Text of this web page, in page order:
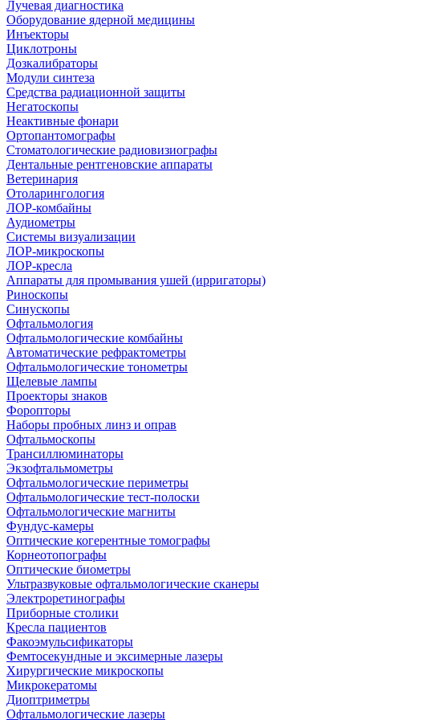
Лучевая диагностика
Оборудование ядерной медицины
Инъекторы
Циклотроны
Дозкалибраторы
Модули синтеза
Средства радиационной защиты
Негатоскопы
Неактивные фонари
Ортопантомографы
Стоматологические радиовизиографы
Дентальные рентгеновские аппараты
Ветеринария
Отоларингология
ЛОР-комбайны
Аудиометры
Системы визуализации
ЛОР-микроскопы
ЛОР-кресла
Аппараты для промывания ушей (ирригаторы)
Риноскопы
Синускопы
Офтальмология
Офтальмологические комбайны
Автоматические рефрактометры
Офтальмологические тонометры
Щелевые лампы
Проекторы знаков
Форопторы
Наборы пробных линз и оправ
Офтальмоскопы
Трансиллюминаторы
Экзофтальмометры
Офтальмологические периметры
Офтальмологические тест-полоски
Офтальмологические магниты
Фундус-камеры
Оптические когерентные томографы
Корнеотопографы
Оптические биометры
Ультразвуковые офтальмологические сканеры
Электроретинографы
Приборные столики
Кресла пациентов
Факоэмульсификаторы
Фемтосекундные и эксимерные лазеры
Хирургические микроскопы
Микрокератомы
Диоптриметры
Офтальмологические лазеры